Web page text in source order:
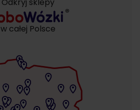
w całej Polsce